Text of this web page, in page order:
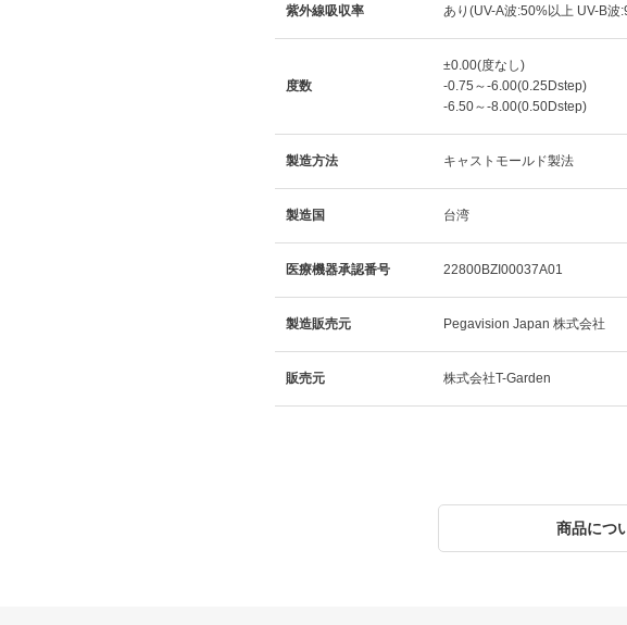
紫外線吸収率 あり(UV-A波:50%以上 UV-B波
度数
±0.00(度なし)
-0.75～-6.00(0.25Dstep)
-6.50～-8.00(0.50Dstep)
製造方法 キャストモールド製法
製造国 台湾
医療機器承認番号 22800BZI00037A01
製造販売元 Pegavision Japan 株式会社
販売元 株式会社T-Garden
商品につ